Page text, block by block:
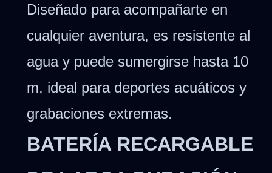
Diseñado para acompañarte en
cualquier aventura, es resistente al
agua y puede sumergirse hasta 10
m, ideal para deportes acuáticos y
grabaciones extremas.
BATERÍA RECARGABLE